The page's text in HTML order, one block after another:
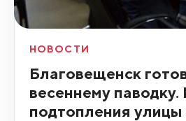
НОВОСТИ
Благовещенск
весеннему паводку.
подтопления